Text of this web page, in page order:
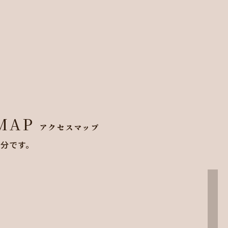
アクセスマップ
です。